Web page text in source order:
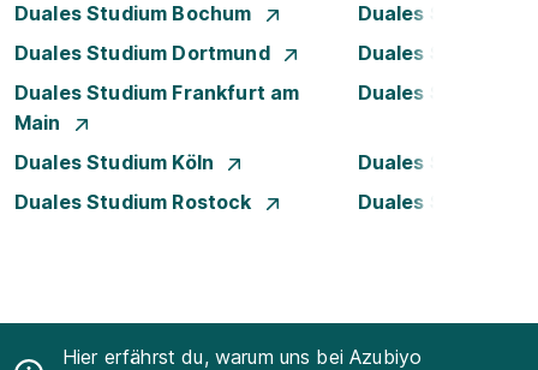
Duales Studium Bochum
Duales Studium
Duales Studium Dortmund
Duales Studium
Duales Studium Frankfurt am
Main
Duales Studium
Duales Studium Köln
Duales Studium
Duales Studium Rostock
Duales Studium
Hier erfährst du, warum uns bei Azubiyo